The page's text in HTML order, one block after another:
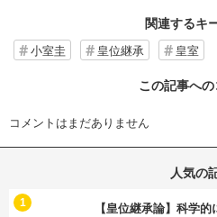
関連するキ
小室圭 皇位継承 皇室
この記事へ
コメントはまだありません
人気の
【皇位継承論】科学
1